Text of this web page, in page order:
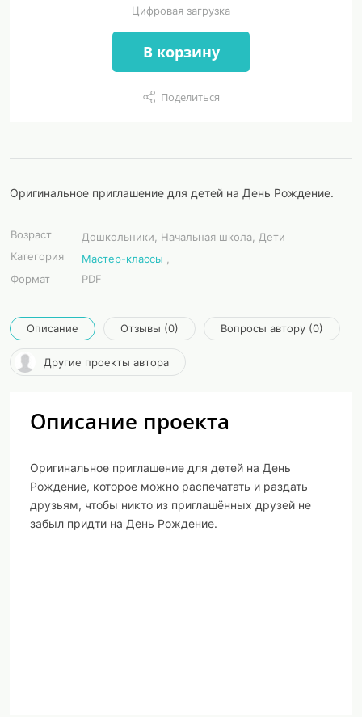
Цифровая загрузка
В корзину
Поделиться
Оригинальное приглашение для детей на День Рождение.
Возраст
Дошкольники, Начальная школа, Дети
Категория
Мастер-классы
Формат
PDF
Описание Отзывы (0) Вопросы автору (0)
Другие проекты автора
Описание проекта
Оригинальное приглашение для детей на День
Рождение, которое можно распечатать и раздать
друзьям, чтобы никто из приглашённых друзей не
забыл придти на День Рождение.